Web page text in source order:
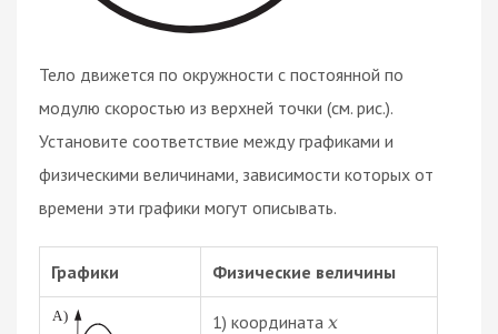
Тело движется по окружности с постоянной по
модулю скоростью из верхней точки (см. рис.).
Установите соответствие между графиками и
физическими величинами, зависимости которых от
времени эти графики могут описывать.
Графики Физические величины
1) координата x